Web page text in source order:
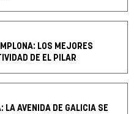
LOS MEJORES
DE EL PILAR
LA AVENIDA DE GALICIA SE